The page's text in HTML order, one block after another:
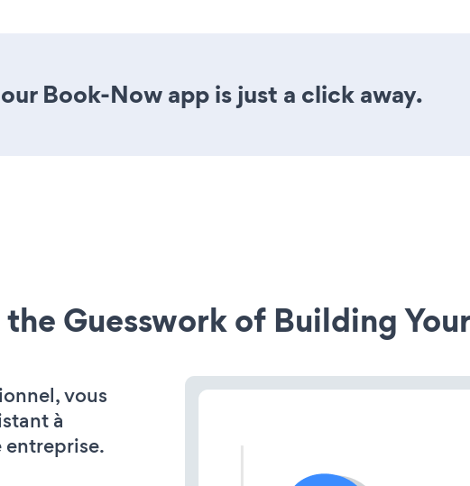
Book-Now app is just a click away.
the Guesswork of Building
vous
à
entreprise.